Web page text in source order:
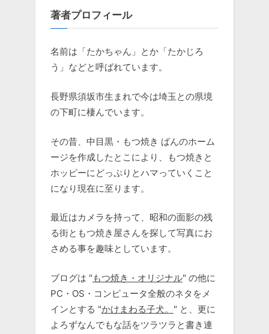
著者プロフィール
名前は「たかちゃん」とか「たかじろ
う」などと呼ばれています。
長野県須坂市生まれで今は埼玉との県境
の下町に棲んでいます。
その昔、中目黒・もつ焼き ばんのホーム
ージを作成したとこにより、もつ焼きと
ホッピーにどっぷりとハマっていくこと
になり現在に至ります。
最近はカメラを持って、昭和の面影の残
る街ともつ焼き屋さんを探して写真にお
さめる事を趣味としています。
ブログは " もつ焼き・オリジナル" の他に
PC・OS・コンピュータ全般のネタをメ
インとする "かけまわる子犬。 " と、更に
よろずなんでもな話をツラツラと書き連